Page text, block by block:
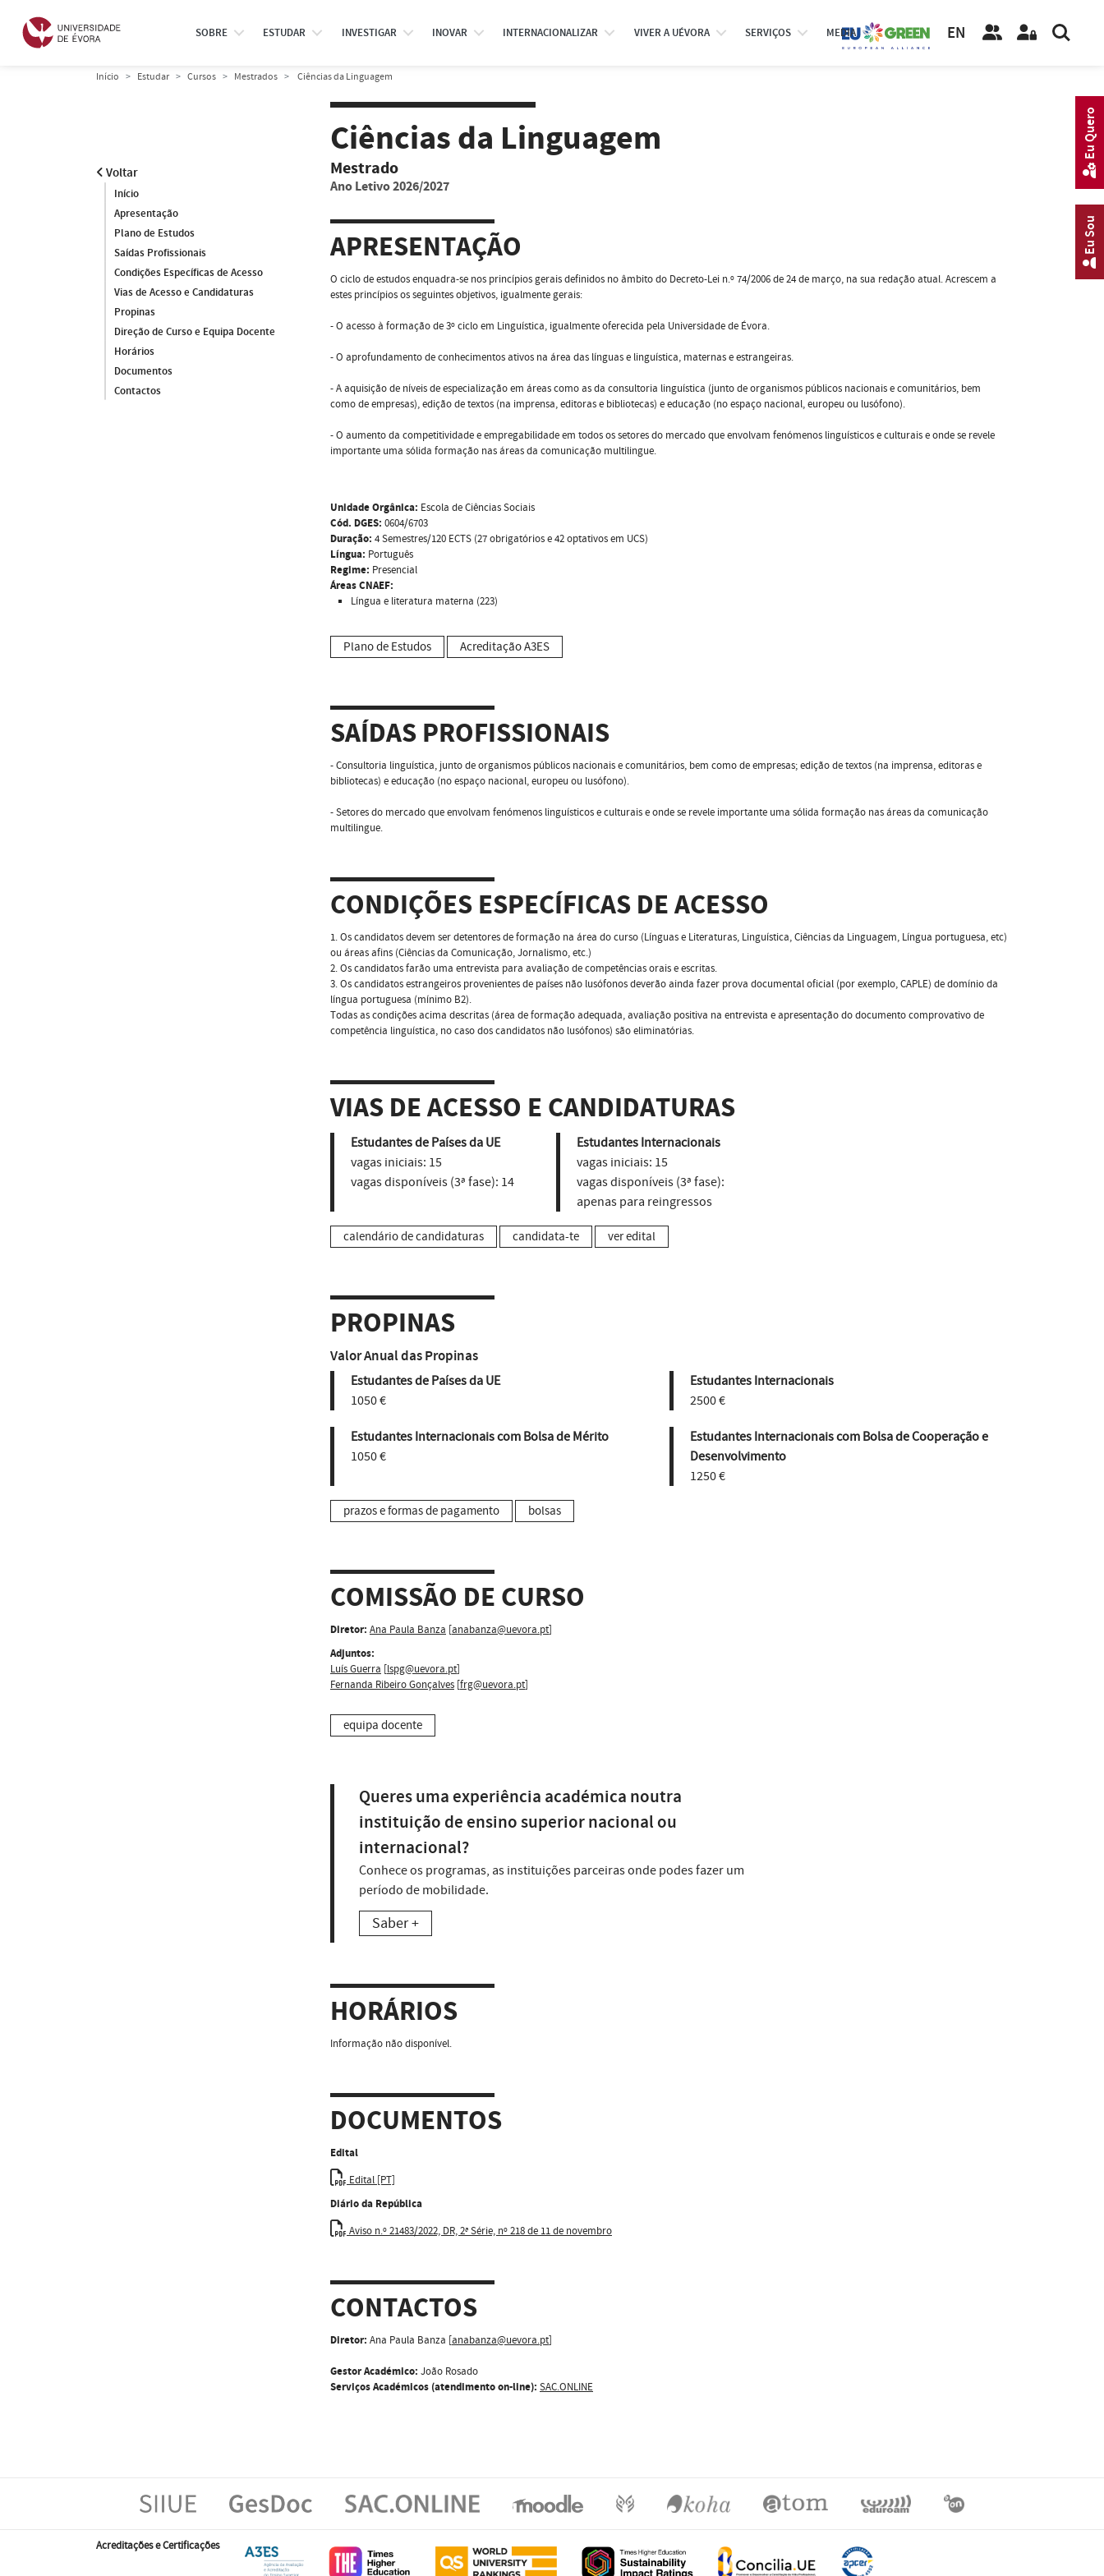
SOBRE ESTUDAR INVESTIGAR INOVAR INTERNACIONALIZAR VIVER A UÉVORA SERVIÇOS MEDIA EN
Início Estudar Cursos Mestrados Ciências da Linguagem
Voltar
Início
Apresentação
Plano de Estudos
Saídas Profissionais
Condições Específicas de Acesso
Vias de Acesso e Candidaturas
Propinas
Direção de Curso e Equipa Docente
Horários
Documentos
Contactos
Ciências da Linguagem
Mestrado
Ano Letivo 2026/2027
APRESENTAÇÃO
O ciclo de estudos enquadra-se nos princípios gerais definidos no âmbito do Decreto-Lei n.º 74/2006 de 24 de março, na sua redação atual. Acrescem a
estes princípios os seguintes objetivos, igualmente gerais:
- O acesso à formação de 3º ciclo em Linguística, igualmente oferecida pela Universidade de Évora.
- O aprofundamento de conhecimentos ativos na área das línguas e linguística, maternas e estrangeiras.
- A aquisição de níveis de especialização em áreas como as da consultoria linguística (junto de organismos públicos nacionais e comunitários, bem
como de empresas), edição de textos (na imprensa, editoras e bibliotecas) e educação (no espaço nacional, europeu ou lusófono).
- O aumento da competitividade e empregabilidade em todos os setores do mercado que envolvam fenómenos linguísticos e culturais e onde se revele
importante uma sólida formação nas áreas da comunicação multilingue.
Unidade Orgânica: Escola de Ciências Sociais
Cód. DGES: 0604/6703
Duração: 4 Semestres/120 ECTS (27 obrigatórios e 42 optativos em UCS)
Língua: Português
Regime: Presencial
Áreas CNAEF:
Língua e literatura materna (223)
Plano de Estudos Acreditação A3ES
SAÍDAS PROFISSIONAIS
- Consultoria linguística, junto de organismos públicos nacionais e comunitários, bem como de empresas; edição de textos (na imprensa, editoras e
bibliotecas) e educação (no espaço nacional, europeu ou lusófono).
- Setores do mercado que envolvam fenómenos linguísticos e culturais e onde se revele importante uma sólida formação nas áreas da comunicação
multilingue.
CONDIÇÕES ESPECÍFICAS DE ACESSO
1. Os candidatos devem ser detentores de formação na área do curso (Línguas e Literaturas, Linguística, Ciências da Linguagem, Língua portuguesa, etc)
ou áreas afins (Ciências da Comunicação, Jornalismo, etc.)
2. Os candidatos farão uma entrevista para avaliação de competências orais e escritas.
3. Os candidatos estrangeiros provenientes de países não lusófonos deverão ainda fazer prova documental oficial (por exemplo, CAPLE) de domínio da
língua portuguesa (mínimo B2).
Todas as condições acima descritas (área de formação adequada, avaliação positiva na entrevista e apresentação do documento comprovativo de
competência linguística, no caso dos candidatos não lusófonos) são eliminatórias.
VIAS DE ACESSO E CANDIDATURAS
Estudantes de Países da UE
vagas iniciais: 15
vagas disponíveis (3ª fase): 14
Estudantes Internacionais
vagas iniciais: 15
vagas disponíveis (3ª fase):
apenas para reingressos
calendário de candidaturas candidata-te ver edital
PROPINAS
Valor Anual das Propinas
Estudantes de Países da UE
1050 €
Estudantes Internacionais
2500 €
Estudantes Internacionais com Bolsa de Mérito
1050 €
Estudantes Internacionais com Bolsa de Cooperação e
Desenvolvimento
1250 €
prazos e formas de pagamento bolsas
COMISSÃO DE CURSO
Diretor: Ana Paula Banza [anabanza@uevora.pt]
Adjuntos:
Luís Guerra [lspg@uevora.pt]
Fernanda Ribeiro Gonçalves [frg@uevora.pt]
equipa docente
Queres uma experiência académica noutra
instituição de ensino superior nacional ou
internacional?
Conhece os programas, as instituições parceiras onde podes fazer um
período de mobilidade.
Saber +
HORÁRIOS
Informação não disponível.
DOCUMENTOS
Edital
Edital [PT]
Diário da República
Aviso n.º 21483/2022, DR, 2ª Série, nº 218 de 11 de novembro
CONTACTOS
Diretor: Ana Paula Banza [anabanza@uevora.pt]
Gestor Académico: João Rosado
Serviços Académicos (atendimento on-line): SAC.ONLINE
Acreditações e Certificações
Eu Sou
Eu Quero